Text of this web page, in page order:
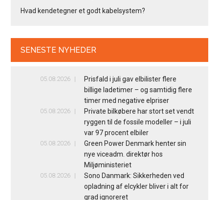
Hvad kendetegner et godt kabelsystem?
SENESTE NYHEDER
05.08.2026
Prisfald i juli gav elbilister flere
billige ladetimer – og samtidig flere
timer med negative elpriser
05.08.2026
Private bilkøbere har stort set vendt
ryggen til de fossile modeller – i juli
var 97 procent elbiler
05.08.2026
Green Power Denmark henter sin
nye viceadm. direktør hos
Miljøministeriet
05.08.2026
Sono Danmark: Sikkerheden ved
opladning af elcykler bliver i alt for
grad ignoreret